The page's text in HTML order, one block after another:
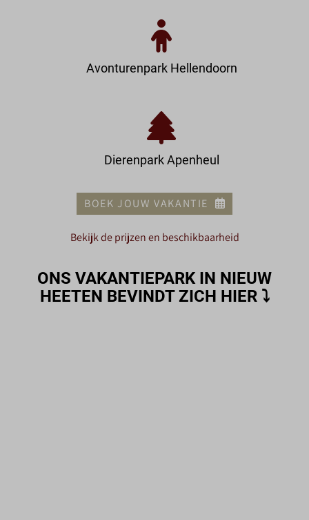
Avonturenpark Hellendoorn
Dierenpark Apenheul
BOEK JOUW VAKANTIE
Bekijk de prijzen en beschikbaarheid
ONS VAKANTIEPARK IN NIEUW
HEETEN BEVINDT ZICH HIER ⤵